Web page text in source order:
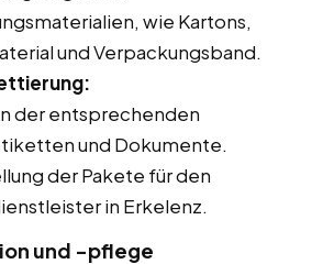
wie Kartons,
und Verpackungsband.
der entsprechenden
und Dokumente.
der Pakete für den
in Erkelenz.
und -pflege